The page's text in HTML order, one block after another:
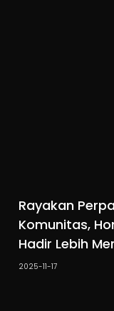
Rayakan
Komunitas,
Hadir Lebih
2025-11-17